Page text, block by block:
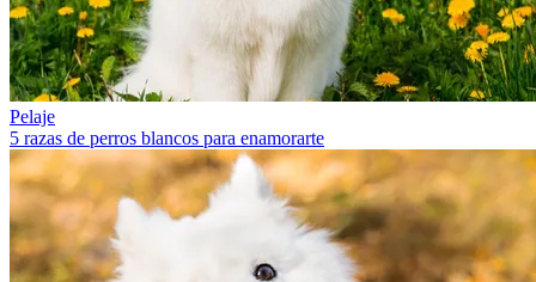
Pelaje
5 razas de perros blancos para enamorarte